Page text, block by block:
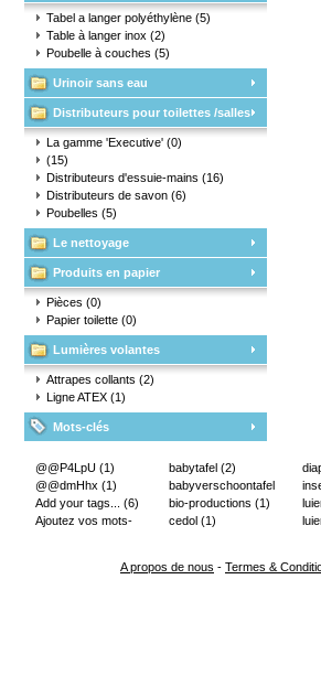
Tabel a langer polyéthylène (5)
Table à langer inox (2)
Poubelle à couches (5)
Urinoir sans eau
Distributeurs pour toilettes /salles
d'eauLa gamme 'Executive' (0)
(15)
Distributeurs d'essuie-mains (16)
Distributeurs de savon (6)
Poubelles (5)
Le nettoyage
Produits en papier
Pièces (0)
Papier toilette (0)
Lumières volantes
Attrapes collants (2)
Ligne ATEX (1)
Mots-clés
@@P4LpU (1)
@@dmHhx (1)
Add your tags... (6)
Ajoutez vos mots-
babytafel (2)
babyverschoontafel
(2)
bio-productions (1)
cedol (1)
A propos de nous - Termes &